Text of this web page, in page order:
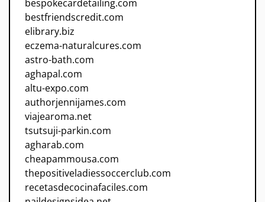
bespokecardetailing.com
bestfriendscredit.com
elibrary.biz
eczema-naturalcures.com
astro-bath.com
aghapal.com
altu-expo.com
authorjennijames.com
viajearoma.net
tsutsuji-parkin.com
agharab.com
cheapammousa.com
thepositiveladiessoccerclub.com
recetasdecocinafaciles.com